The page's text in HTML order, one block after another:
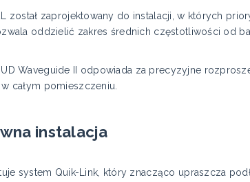
został zaprojektowany do instalacji, w których
oddzielić zakres średnich częstotliwości od
Waveguide II odpowiada za precyzyjne
całym pomieszczeniu.
instalacja
system Quik-Link, który znacząco upraszcza